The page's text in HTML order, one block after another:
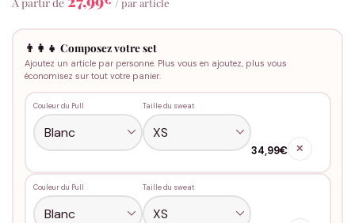
À partir de / par article
👨‍👩‍👧 Composez votre set
Ajoutez un article par personne. Plus vous en ajoutez, plus vous
économisez sur tout votre panier.
Couleur du Pull Taille du sweat
34,99€ ✕
Couleur du Pull Taille du sweat